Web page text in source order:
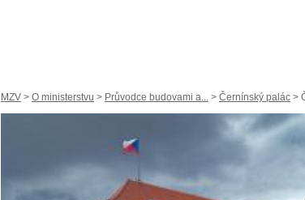
MZV > O ministerstvu > Průvodce budovami a... > Černínský palác >